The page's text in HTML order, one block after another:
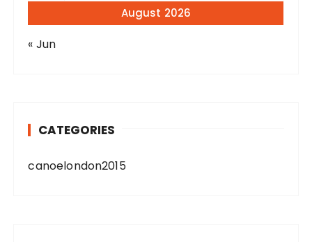
August 2026
« Jun
CATEGORIES
canoelondon2015